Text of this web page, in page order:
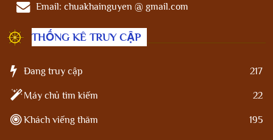
Email: chuakhainguyen @ gmail.com
THỐNG KÊ TRUY CẬP
Đang truy cập 217
Máy chủ tìm kiếm 22
Khách viếng thăm 195